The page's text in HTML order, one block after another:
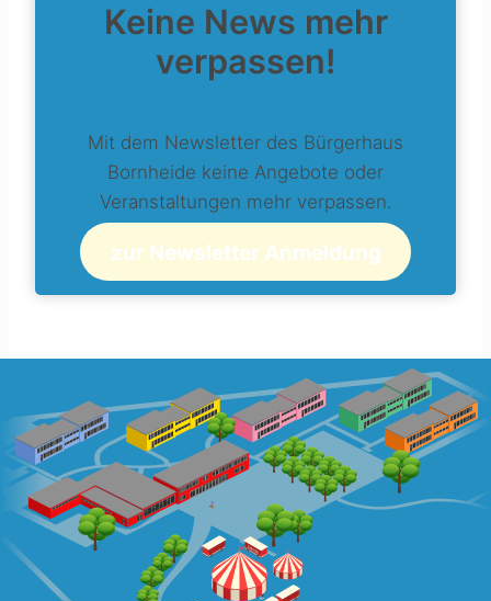
Keine News mehr
verpassen!
Mit dem Newsletter des Bürgerhaus
Bornheide keine Angebote oder
Veranstaltungen mehr verpassen.
zur Newsletter Anmeldung